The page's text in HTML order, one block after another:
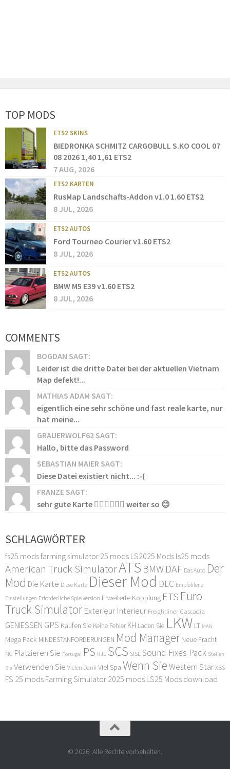
TOP MODS
ETS2 SKINS
BIEDRONKA SCHMITZ CARGOBULL S.KO COOL 07
08 2026 1,40 1,61 ETS2
7 AUG, 2026
ETS2 KARTEN
RusMap Landschafts-Addon v1.0 1.60 ETS2
8 JUL, 2026
ETS2 AUTOS
Ford Tourneo Courier v1.60 ETS2
8 JUL, 2026
ETS2 AUTOS
BMW M5 E39 v1.60 ETS2
8 JUL, 2026
COMMENTS
BOGDAN SAGT:
Leider ist die dritte Datei bei der aktuellen Vietnam
Map defekt!...
MATHIAS ADAM SAGT:
eigentlich eine sehr schöne und fast reale karte, nur
hat meine...
GRAUERWOLF62 SAGT:
Hallo, bitte das Password
SEBASTIAN MAIER SAGT:
Diese Datei existiert nicht... :-(
FRANZE SAGT:
sehr gute Karte 👍🏻👍🏻👍🏻 weiter so 😊
SCHLAGWÖRTER
fs25 modsfarming simulator 25 mods LS2025 Mods ls25 mods
American Truck SimulatorATS BMW DAF Das Auto Der
Mod Die Karte Diese Karte Dieser Mod DLC Empfohlene
Einstellungen Erforderliche Spielversion Erweiterte Kopplung ETS Euro
Truck Simulator Exterieur Interieur Freightliner Cascadia
GENIESSEN GPS Kaufen Sie Keine Fehler KH Laden Sie LKW LT MAN
Mega Pack MINDESTANFORDERUNGEN Mod Manager Neue Fracht
NG Platzieren Sie Portugal PS RJL SCS SISL Sound Fixes Pack Stellen
Sie Verwenden Sie Vielen Dank Viel Spa Wenn Sie Western Star XBS
FS 25 mods Farming Simulator 2025 mods LS25 Mods download
© 2026. Alle Rechte vorbehalten.